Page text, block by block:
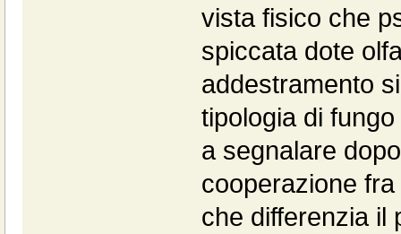
vista fisico che
spiccata dote
addestramento
tipologia di
a segnalare
cooperazione
che differenzia il